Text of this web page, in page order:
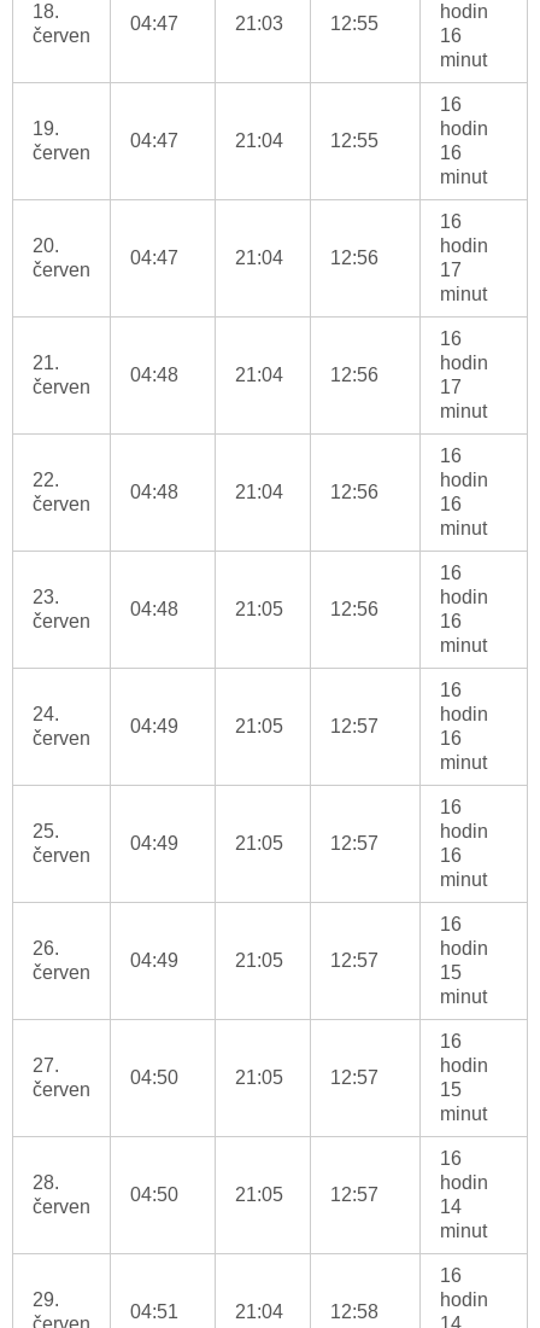
18.
červen
04:47 21:03 12:55
hodin
16
minut
19.
červen
04:47 21:04 12:55
16
hodin
16
minut
20.
červen
04:47 21:04 12:56
16
hodin
17
minut
21.
červen
04:48 21:04 12:56
16
hodin
17
minut
22.
červen
04:48 21:04 12:56
16
hodin
16
minut
23.
červen
04:48 21:05 12:56
16
hodin
16
minut
24.
červen
04:49 21:05 12:57
16
hodin
16
minut
25.
červen
04:49 21:05 12:57
16
hodin
16
minut
26.
červen
04:49 21:05 12:57
16
hodin
15
minut
27.
červen
04:50 21:05 12:57
16
hodin
15
minut
28.
červen
04:50 21:05 12:57
16
hodin
14
minut
29.
04:51 21:04 12:58
16
hodin